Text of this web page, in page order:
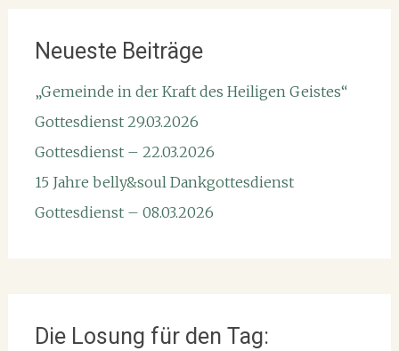
Neueste Beiträge
„Gemeinde in der Kraft des Heiligen Geistes“
Gottesdienst 29.03.2026
Gottesdienst – 22.03.2026
15 Jahre belly&soul Dankgottesdienst
Gottesdienst – 08.03.2026
Die Losung für den Tag: